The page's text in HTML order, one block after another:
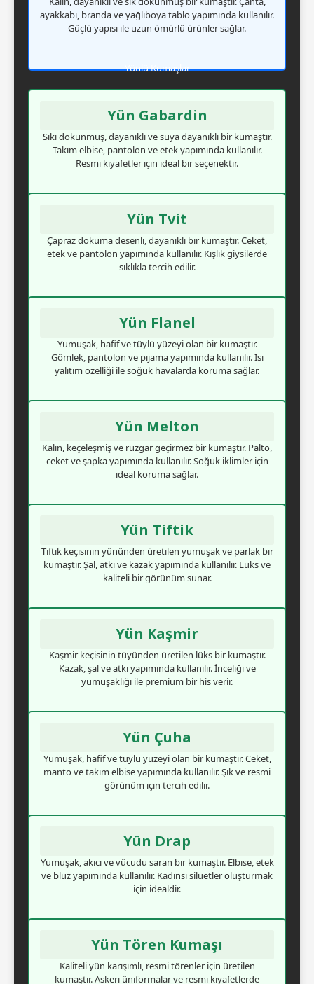
ayakkabı, branda ve yağlıboya tablo yapımında kullanılır.
Güçlü yapısı ile uzun ömürlü ürünler sağlar.
Yünlü Kumaşlar
Yün Gabardin
Sıkı dokunmuş, dayanıklı ve suya dayanıklı bir kumaştır.
Takım elbise, pantolon ve etek yapımında kullanılır.
Resmi kıyafetler için ideal bir seçenektir.
Yün Tvit
Çapraz dokuma desenli, dayanıklı bir kumaştır. Ceket,
etek ve pantolon yapımında kullanılır. Kışlık giysilerde
sıklıkla tercih edilir.
Yün Flanel
Yumuşak, hafif ve tüylü yüzeyi olan bir kumaştır.
Gömlek, pantolon ve pijama yapımında kullanılır. Isı
yalıtım özelliği ile soğuk havalarda koruma sağlar.
Yün Melton
Kalın, keçeleşmiş ve rüzgar geçirmez bir kumaştır. Palto,
ceket ve şapka yapımında kullanılır. Soğuk iklimler için
ideal koruma sağlar.
Yün Tiftik
Tiftik keçisinin yününden üretilen yumuşak ve parlak bir
kumaştır. Şal, atkı ve kazak yapımında kullanılır. Lüks ve
kaliteli bir görünüm sunar.
Yün Kaşmir
Kaşmir keçisinin tüyünden üretilen lüks bir kumaştır.
Kazak, şal ve atkı yapımında kullanılır. İnceliği ve
yumuşaklığı ile premium bir his verir.
Yün Çuha
Yumuşak, hafif ve tüylü yüzeyi olan bir kumaştır. Ceket,
manto ve takım elbise yapımında kullanılır. Şık ve resmi
görünüm için tercih edilir.
Yün Drap
Yumuşak, akıcı ve vücudu saran bir kumaştır. Elbise, etek
ve bluz yapımında kullanılır. Kadınsı silüetler oluşturmak
için idealdir.
Yün Tören Kumaşı
Kaliteli yün karışımlı, resmi törenler için üretilen
kumaştır. Askeri üniformalar ve resmi kıyafetlerde